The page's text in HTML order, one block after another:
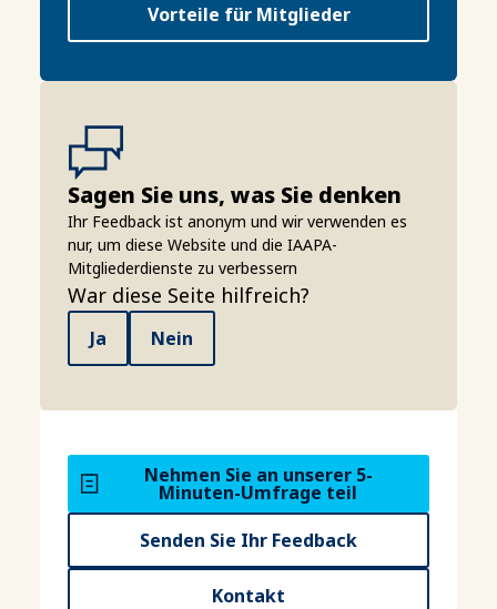
Vorteile für Mitglieder
Sagen Sie uns, was Sie denken
Ihr Feedback ist anonym und wir verwenden es
nur, um diese Website und die IAAPA-
Mitgliederdienste zu verbessern
War diese Seite hilfreich?
Ja Nein
Nehmen Sie an unserer 5-
Minuten-Umfrage teil
Senden Sie Ihr Feedback
Kontakt